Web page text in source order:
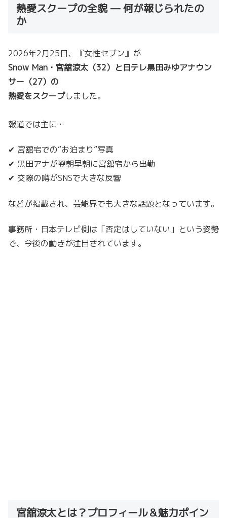
熱愛スクープの全貌 — 何が報じられたの
か
2026年2月25日、『女性セブン』が
Snow Man・宮舘涼太（32）と日テレ黒田みゆアナウン
サー（27）の
熱愛をスクープしました。
報道では主に…
✔ 宮舘宅での“お泊まり”写真
✔ 黒田アナが翌朝早朝に宮舘宅から出勤
✔ 交際の噂がSNSで大きな反響
などが掲載され、芸能界でも大きな話題となっています。
事務所・日本テレビ側は「否定はしていない」という姿勢
で、今後の動きが注目されています。
宮舘涼太とは？プロフィール＆魅力ポイン